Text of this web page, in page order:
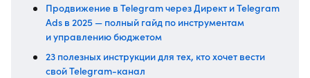
Продвижение в Telegram через Директ и Telegram
Ads в 2025 — полный гайд по инструментам
и управлению бюджетом
23 полезных инструкции для тех, кто хочет вести
свой Telegram-канал